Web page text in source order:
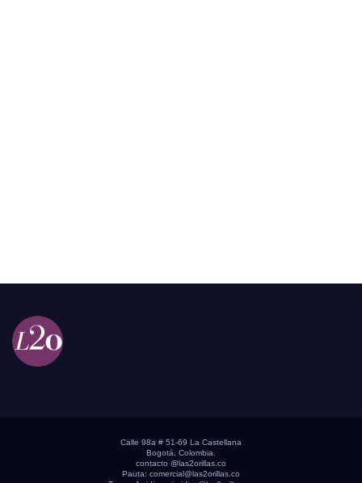
Calle 98a # 51-69 La Castellana
Bogotá, Colombia.
contacto @las2orillas.co
Pauta: comercial@las2orillas.co